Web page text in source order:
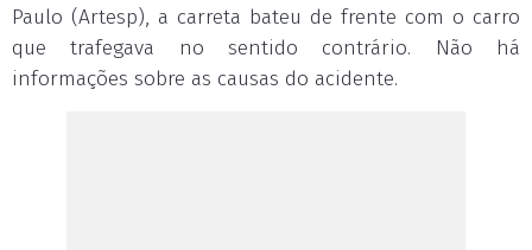
Paulo (Artesp), a carreta bateu de frente com o carro
que trafegava no sentido contrário. Não há
informações sobre as causas do acidente.